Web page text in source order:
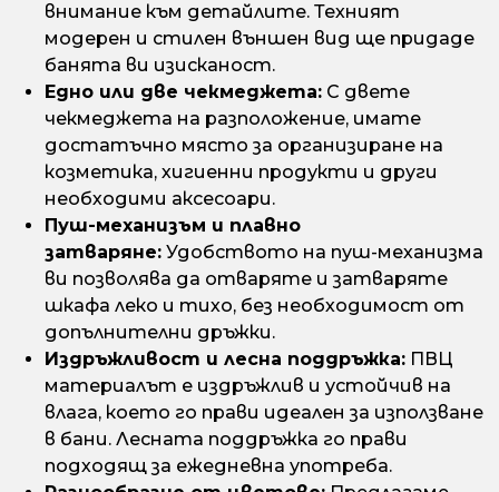
внимание към детайлите. Техният
модерен и стилен външен вид ще придаде
банята ви изисканост.
Едно или две чекмеджета: С двете
чекмеджета на разположение, имате
достатъчно място за организиране на
козметика, хигиенни продукти и други
необходими аксесоари.
Пуш-механизъм и плавно
затваряне: Удобството на пуш-механизма
ви позволява да отваряте и затваряте
шкафа леко и тихо, без необходимост от
допълнителни дръжки.
Издръжливост и лесна поддръжка: ПВЦ
материалът е издръжлив и устойчив на
влага, което го прави идеален за използване
в бани. Лесната поддръжка го прави
подходящ за ежедневна употреба.